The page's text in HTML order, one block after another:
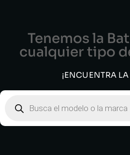
Tenemos la
cualquier tipo
¡ENCUENTRA